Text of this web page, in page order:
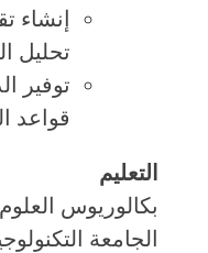
إنشاء
تحليل
توفير
قواعد
التعليم
بكالوريوس
الجامعة